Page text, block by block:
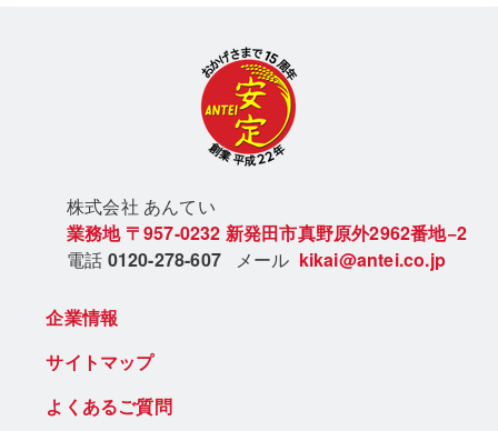
株式会社 あんてい
業務地 〒957-0232 新発田市真野原外2962番地−2
電話 0120-278-607 メール kikai@antei.co.jp
企業情報
サイトマップ
よくあるご質問